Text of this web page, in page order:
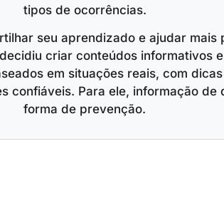
tipos de ocorrências.
seu aprendizado e ajudar mais
criar conteúdos informativos
em situações reais, com
confiáveis. Para ele, informação de
forma de prevenção.